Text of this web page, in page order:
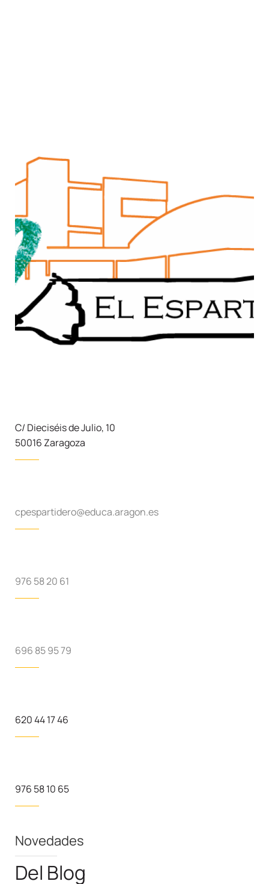
C/ Dieciséis de Julio, 10
50016 Zaragoza
cpespartidero@educa.aragon.es
976 58 20 61
696 85 95 79
620 44 17 46
976 58 10 65
Novedades
Del Blog